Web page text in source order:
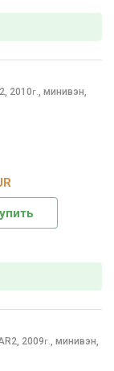
2010г. минивэн,
2009г., минивэн,